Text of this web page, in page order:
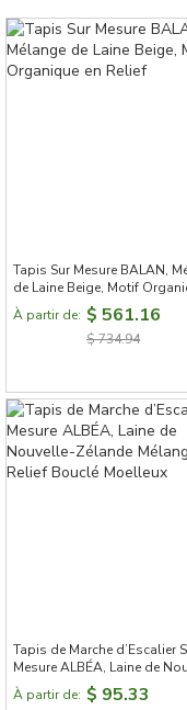
seulement bien
capables de donner
style uniques. Nous
Tapis Sur Mesure BALAN,
de Laine Beige, Motif
Relief
À partir de: $ 561.16
$ 734.94
Tapis de Marche d’Escalier
Mesure ALBÉA, Laine de
Zélande Mélangée, Relief
Moelleux
À partir de: $ 95.33